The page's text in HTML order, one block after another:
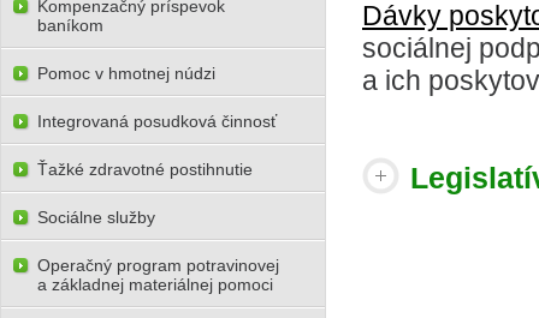
Dávky
sociálnej
a ich
Kompenzačný príspevok
baníkom
Pomoc v hmotnej núdzi
Integrovaná posudková činnosť
Ťažké zdravotné postihnutie
Sociálne služby
Operačný program potravinovej
a základnej materiálnej pomoci